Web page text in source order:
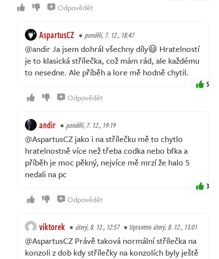
Odpovědět
AspartusCZ pondělí, 7. 12., 18:47
@andir Ja jsem dohrál všechny díly😃 Hratelností
je to klasická střílečka, což mám rád, ale každému
to nesedne. Ale příběh a lore mě hodně chytil.
5
Odpovědět
andir pondělí, 7. 12., 19:19
@AspartusCZ jako i na střílečku mě to chytlo
hratelnostně více než třeba codka nebo bfka a
příběh je moc pěkný, nejvíce mě mrzí že halo 5
nedali na pc
3
Odpovědět
viktorek úterý, 8. 12., 12:57 Upravenoúterý, 8. 12., 13:01
@AspartusCZ Právě taková normální střílečka na
konzoli z dob kdy střílečky na konzolích byly ještě